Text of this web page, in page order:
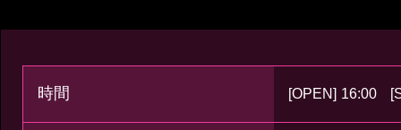
時間 [OPEN] 16:00